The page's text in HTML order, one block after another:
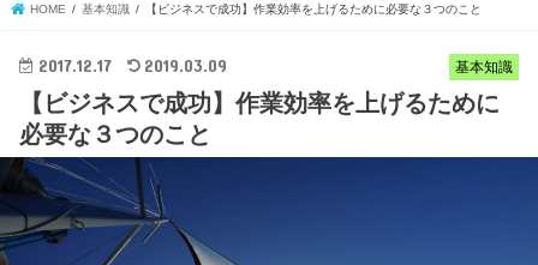
HOME 基本知識 【ビジネスで成功】作業効率を上げるために必要な３つのこと
基本知識
2017.12.17 2019.03.09
【ビジネスで成功】作業効率を上げるために
必要な３つのこと